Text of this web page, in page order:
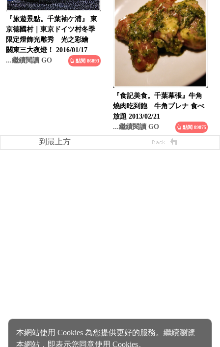
本網站使用 Cookies 為您提供更好的服務。繼續瀏覽
本網站，即表示您同意使用 Cookies。
『旅遊景點。千葉袖ケ浦』 東
京德國村｜東京ドイツ村冬季
限定燈飾光雕秀 光之彩繪
關東三大夜燈！ 2016/01/17
...繼續閱讀 GO
點閱 86893
『食記美食。千葉幕張』牛角
燒肉吃到飽 牛角プレナ 食べ
放題 2013/02/21
...繼續閱讀 GO
點閱 89875
到最上方